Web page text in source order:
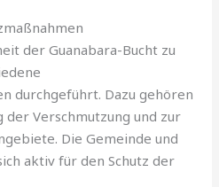
der Guanabara-Bucht zu
durchgeführt. Dazu gehören
der Verschmutzung und zur
Die Gemeinde und
aktiv für den Schutz der